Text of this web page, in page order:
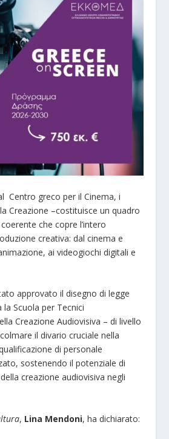
Centro greco per il Cinema, i
Creazione –costituisce un quadro
che copre l’intero
creativa: dal cinema e
ai videogiochi digitali e
approvato il disegno di legge
la Scuola per Tecnici
Creazione Audiovisiva – di livello
il divario cruciale nella
di personale
sostenendo il potenziale di
creazione audiovisiva negli
, Lina Mendoni, ha dichiarato: